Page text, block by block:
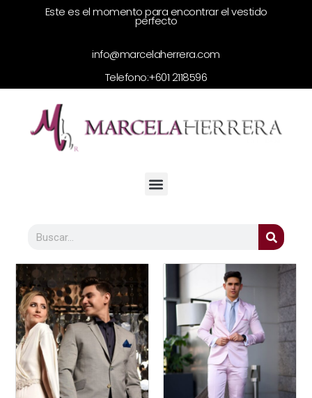
Este es el momento para encontrar el vestido
perfecto
info@marcelaherrera.com
Telefono:+601 2118596